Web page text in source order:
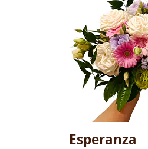
Esperanza